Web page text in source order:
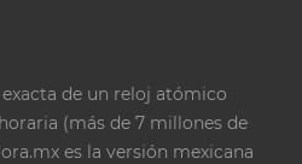
de un reloj atómico
(más de 7 millones de
es la versión mexicana